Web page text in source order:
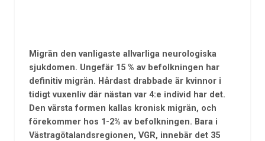
Migrän den vanligaste allvarliga neurologiska
sjukdomen. Ungefär 15 % av befolkningen har
definitiv migrän. Hårdast drabbade är kvinnor i
tidigt vuxenliv där nästan var 4:e individ har det.
Den värsta formen kallas kronisk migrän, och
förekommer hos 1-2% av befolkningen. Bara i
Västragötalandsregionen, VGR, innebär det 35